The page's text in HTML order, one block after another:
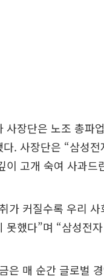
사장단은 노조 총파
다. 사장단은 “삼성
이 고개 숙여 사과드
가 커질수록 우리
못했다”며 “삼성전
은 매 순간 글로벌